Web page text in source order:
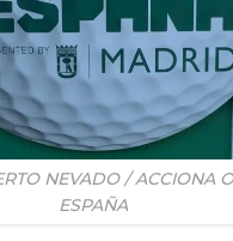
NEVADO / ACCIONA
ESPAÑA